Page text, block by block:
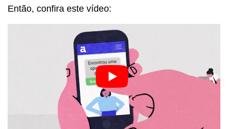
Então, confira este vídeo: